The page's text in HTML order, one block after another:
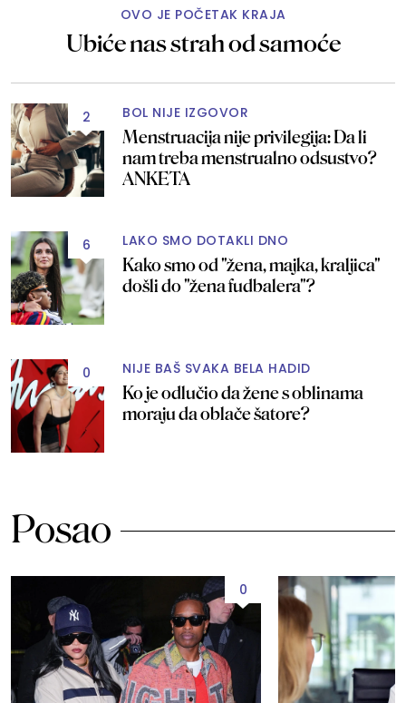
OVO JE POČETAK KRAJA
Ubiće nas strah od samoće
2 BOL NIJE IZGOVOR
Menstruacija nije privilegija: Da li
nam treba menstrualno odsustvo?
ANKETA
6 LAKO SMO DOTAKLI DNO
Kako smo od "žena, majka, kraljica"
došli do "žena fudbalera"?
0 NIJE BAŠ SVAKA BELA HADID
Ko je odlučio da žene s oblinama
moraju da oblače šatore?
Posao
0